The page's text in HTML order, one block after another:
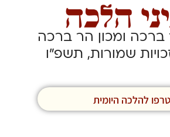
ברכה ומכון הר ברכה
שמורות, תשפ”ו
להלכה היומית